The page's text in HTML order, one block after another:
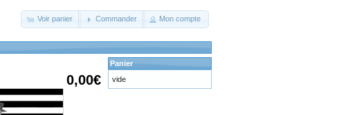
Voir panier Commander Mon compte
0,00€
Panier
vide